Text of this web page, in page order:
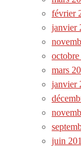
février
janvier
mars
janvier
juin